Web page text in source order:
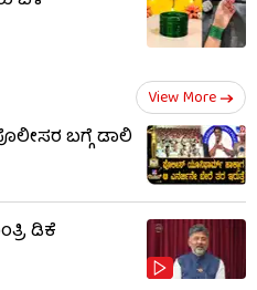
View More
ಬಗ್ಗೆ ಡಾಲಿ
ಡಿಕೆ